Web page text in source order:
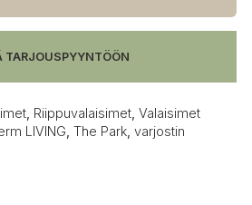
TARJOUSPYYNTÖÖN
Riippuvalaisimet Valaisimet
LIVING The Park varjostin